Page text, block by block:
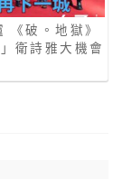
《破。地獄》
衛詩雅大機會